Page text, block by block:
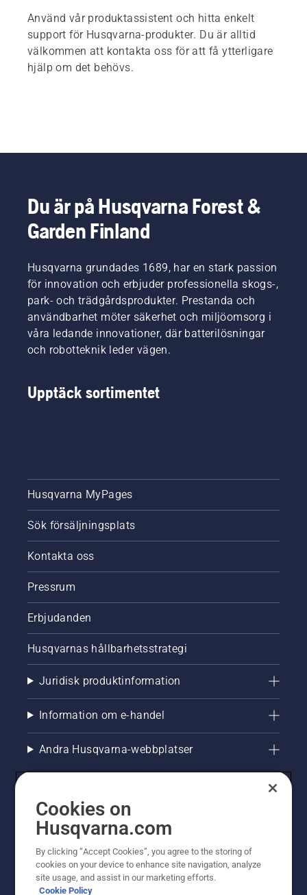
Använd vår produktassistent och hitta enkelt
support för Husqvarna-produkter. Du är alltid
välkommen att kontakta oss för att få ytterligare
hjälp om det behövs.
Du är på Husqvarna Forest &
Garden Finland
Husqvarna grundades 1689, har en stark passion
för innovation och erbjuder professionella skogs-,
park- och trädgårdsprodukter. Prestanda och
användbarhet möter säkerhet och miljöomsorg i
våra ledande innovationer, där batterilösningar
och robotteknik leder vägen.
Upptäck sortimentet
Husqvarna MyPages
Sök försäljningsplats
Kontakta oss
Pressrum
Erbjudanden
Husqvarnas hållbarhetsstrategi
Juridisk produktinformation
Information om e-handel
Andra Husqvarna-webbplatser
Cookies on
Husqvarna.com
By clicking “Accept Cookies”, you agree to the storing of
cookies on your device to enhance site navigation, analyze
site usage, and assist in our marketing efforts.
Cookie Policy